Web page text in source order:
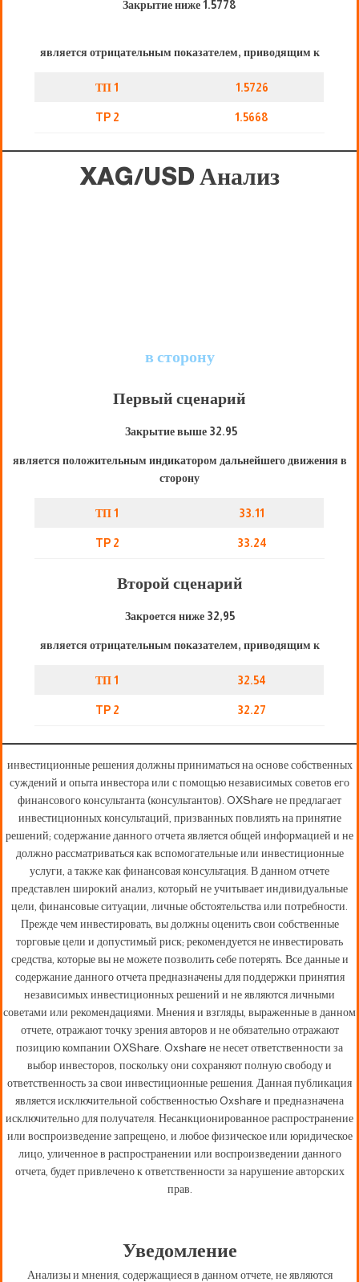
Закрытие ниже 1.5778
является отрицательным показателем, приводящим к
ТП 1 1.5726
TP 2 1.5668
XAG/USD Анализ
в сторону
Первый сценарий
Закрытие выше 32.95
является положительным индикатором дальнейшего движения в
сторону
ТП 1 33.11
TP 2 33.24
Второй сценарий
Закроется ниже 32,95
является отрицательным показателем, приводящим к
ТП 1 32.54
TP 2 32.27
инвестиционные решения должны приниматься на основе собственных
суждений и опыта инвестора или с помощью независимых советов его
финансового консультанта (консультантов). OXShare не предлагает
инвестиционных консультаций, призванных повлиять на принятие
решений; содержание данного отчета является общей информацией и не
должно рассматриваться как вспомогательные или инвестиционные
услуги, а также как финансовая консультация. В данном отчете
представлен широкий анализ, который не учитывает индивидуальные
цели, финансовые ситуации, личные обстоятельства или потребности.
Прежде чем инвестировать, вы должны оценить свои собственные
торговые цели и допустимый риск; рекомендуется не инвестировать
средства, которые вы не можете позволить себе потерять. Все данные и
содержание данного отчета предназначены для поддержки принятия
независимых инвестиционных решений и не являются личными
советами или рекомендациями. Мнения и взгляды, выраженные в данном
отчете, отражают точку зрения авторов и не обязательно отражают
позицию компании OXShare. Oxshare не несет ответственности за
выбор инвесторов, поскольку они сохраняют полную свободу и
ответственность за свои инвестиционные решения. Данная публикация
является исключительной собственностью Oxshare и предназначена
исключительно для получателя. Несанкционированное распространение
или воспроизведение запрещено, и любое физическое или юридическое
лицо, уличенное в распространении или воспроизведении данного
отчета, будет привлечено к ответственности за нарушение авторских
прав.
Уведомление
Анализы и мнения, содержащиеся в данном отчете, не являются